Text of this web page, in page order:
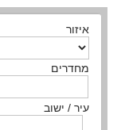
איזור
מחדרים
עיר / ישוב